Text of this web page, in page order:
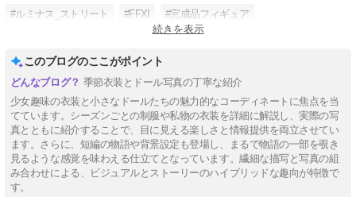
#ルミナス_ストリート #FFXI #完成品フィギュア
続きを表示
このブログのここがポイント
季節衣装とドール写真の丁寧な紹介
少女趣味の衣装と小さなドールたちの魅力的なコーディネートに焦点を当
てています。シーズンごとの制服や私物の衣装を詳細に解説し、実際の写
真とともに紹介することで、目に見える楽しさと情報提供を両立させてい
ます。さらに、短編の物語や背景設定も登場し、まるで物語の一部を覗き
見るような感覚を味わえる仕立てとなっています。繊細な描写と写真の組
み合わせによる、ビジュアルとストーリーのハイブリッドな趣向が特徴で
す。